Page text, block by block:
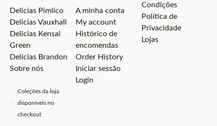
Delicias Pimlico
Delicias Vauxhall
Delicias Kensal
Green
Delicias Brandon
Sobre nós
Coleções da loja
disponíveis no
checkout
A minha conta
My account
Histórico de
encomendas
Order History
Iniciar sessão
Login
Condições
Política de
Privacidade
Lojas